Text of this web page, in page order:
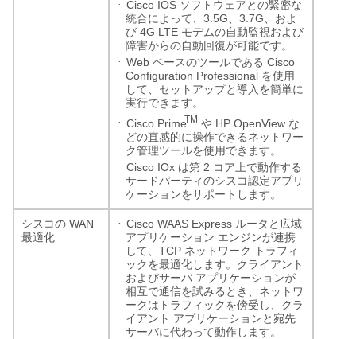
· Cisco IOS ソフトウェアとの緊密な
統合によって、 3.5G 3.7G 、およ
び 4G LTE モデムの自動監視および
障害からの自動回復が可能です。
· Web ベースのツールである Cisco
Configuration Professional を使用
して、セットアップと導入を簡単に
実行できます。
· Cisco PrimeTM や HP OpenView な
どの直感的に操作できるネットワー
ク管理ツールを使用できます。
· Cisco IOx は第 2 コア上で動作する
サードパーティのシスコ認定アプリ
ケーションをサポートします。
シスコの WAN
最適化
· Cisco WAAS Express ルータと広域
アプリケーション エンジンが連携
して、 TCP ネットワーク
トラフィ
ックを最適化します。クライアント
およびサーバ アプリケーションが
相互で通信を試みるとき、ネットワ
ークはトラフィックを傍受し、クラ
イアント アプリケーションと宛先
サーバに代わって動作します。